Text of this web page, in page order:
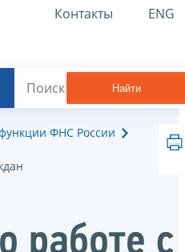
Контакты ENG
Найти
ФНС России